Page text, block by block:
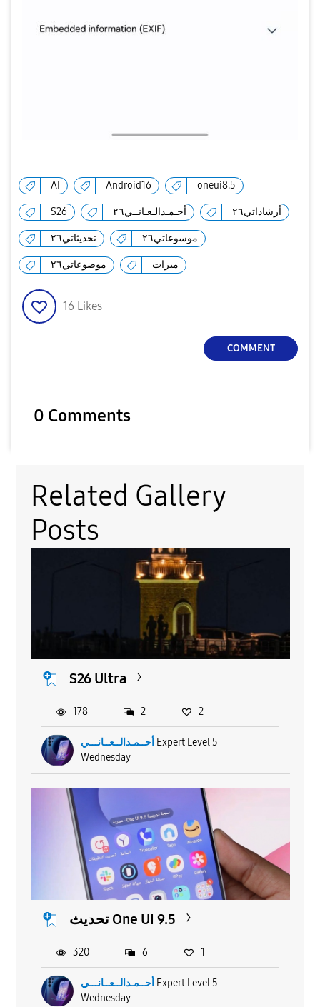
AI Android16 oneui8.5
S26 أحـمـدالـعـانــي٢٦ أرشاداتي٢٦
تحديثاتي٢٦ موسوعاتي٢٦
موضوعاتي٢٦ ميزات
16 Likes
COMMENT
0 Comments
Related Gallery
Posts
S26 Ultra
أحــمـدالــعــانـــي Expert Level 5
Wednesday
178 2 2
تحديث One UI 9.5
أحــمـدالــعــانـــي Expert Level 5
Wednesday
320 6 1